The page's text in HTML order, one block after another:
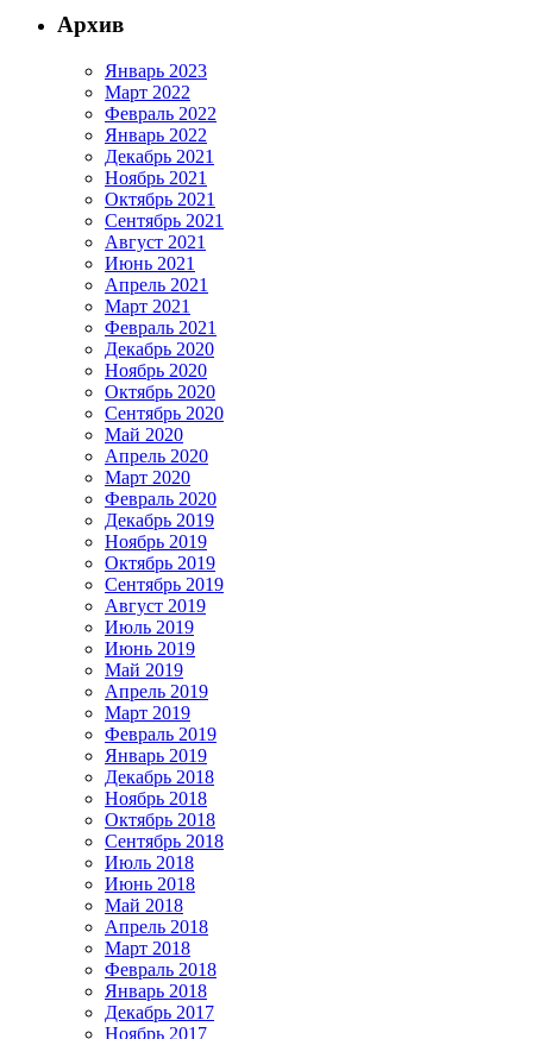
Архив
Январь 2023
Март 2022
Февраль 2022
Январь 2022
Декабрь 2021
Ноябрь 2021
Октябрь 2021
Сентябрь 2021
Август 2021
Июнь 2021
Апрель 2021
Март 2021
Февраль 2021
Декабрь 2020
Ноябрь 2020
Октябрь 2020
Сентябрь 2020
Май 2020
Апрель 2020
Март 2020
Февраль 2020
Декабрь 2019
Ноябрь 2019
Октябрь 2019
Сентябрь 2019
Август 2019
Июль 2019
Июнь 2019
Май 2019
Апрель 2019
Март 2019
Февраль 2019
Январь 2019
Декабрь 2018
Ноябрь 2018
Октябрь 2018
Сентябрь 2018
Июль 2018
Июнь 2018
Май 2018
Апрель 2018
Март 2018
Февраль 2018
Январь 2018
Декабрь 2017
Ноябрь 2017